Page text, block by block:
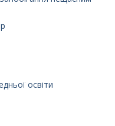
освіти